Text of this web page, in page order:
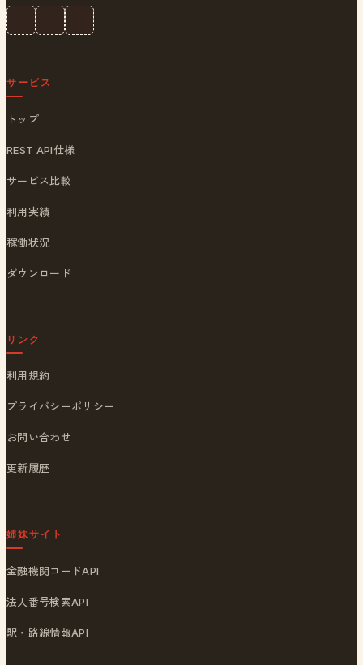
サービス
トップ
REST API仕様
サービス比較
利用実績
稼働状況
ダウンロード
リンク
利用規約
プライバシーポリシー
お問い合わせ
更新履歴
姉妹サイト
金融機関コードAPI
法人番号検索API
駅・路線情報API